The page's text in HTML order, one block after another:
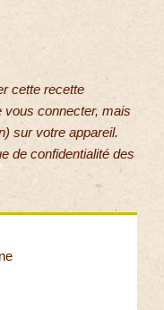
cette recette
vous connecter, mais
sur votre appareil.
de confidentialité des